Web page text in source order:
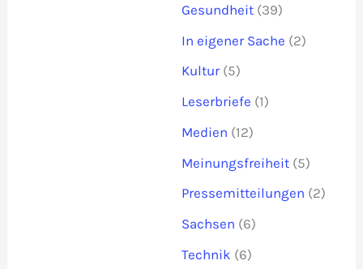
Gesundheit (39)
In eigener Sache (2)
Kultur (5)
Leserbriefe (1)
Medien (12)
Meinungsfreiheit (5)
Pressemitteilungen (2)
Sachsen (6)
Technik (6)